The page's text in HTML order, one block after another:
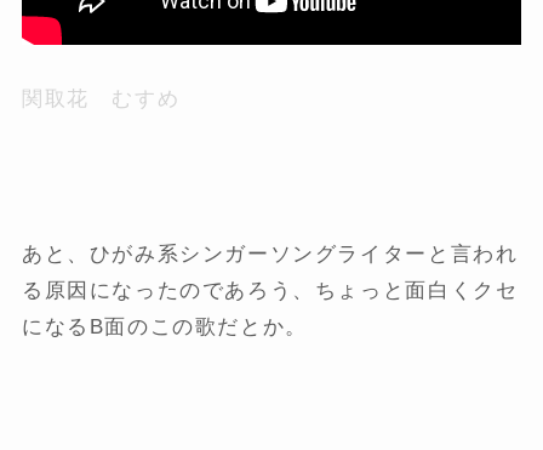
関取花 むすめ
あと、ひがみ系シンガーソングライターと言われ
る原因になったのであろう、ちょっと面白くクセ
になるB面のこの歌だとか。